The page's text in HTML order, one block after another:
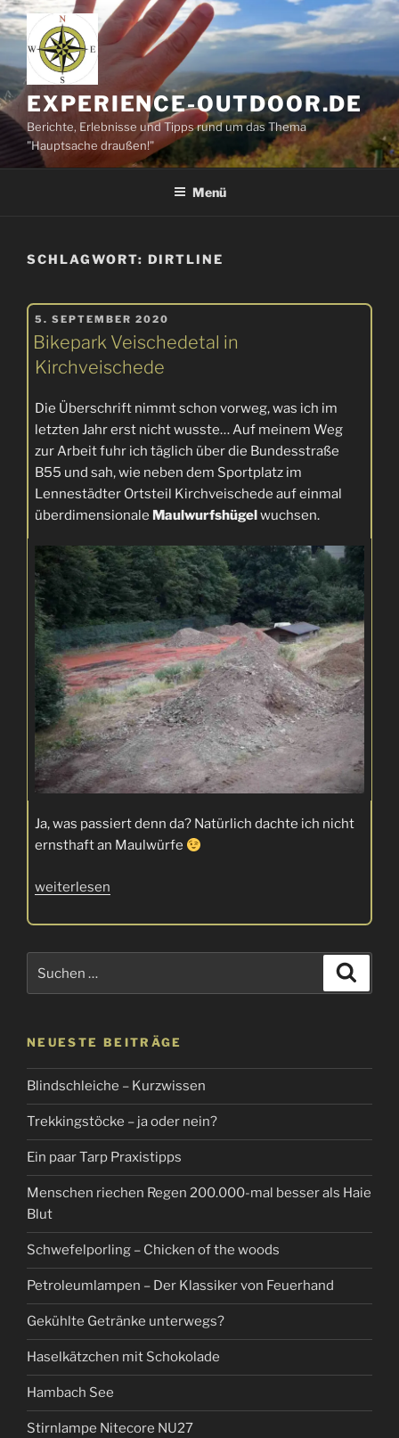
Zum
Inhalt
springen
EXPERIENCE-OUTDOOR.DE
Berichte, Erlebnisse und Tipps rund um das Thema
"Hauptsache draußen!"
Menü
SCHLAGWORT: DIRTLINE
VERÖFFENTLICHT
AM
5. SEPTEMBER 2020
Bikepark Veischedetal in
Kirchveischede
Die Überschrift nimmt schon vorweg, was ich im
letzten Jahr erst nicht wusste… Auf meinem Weg
zur Arbeit fuhr ich täglich über die Bundesstraße
B55 und sah, wie neben dem Sportplatz im
Lennestädter Ortsteil Kirchveischede auf einmal
überdimensionale Maulwurfshügelwuchsen.
Ja, was passiert denn da? Natürlich dachte ich nicht
ernsthaft an Maulwürfe
„Bikepark
in
Kirchveischede“
weiterlesen
nach:
NEUESTE BEITRÄGE
Blindschleiche – Kurzwissen
Trekkingstöcke – ja oder nein?
Ein paar Tarp Praxistipps
Menschen riechen Regen 200.000-mal besser als Haie
Blut
Schwefelporling – Chicken of the woods
Petroleumlampen – Der Klassiker von Feuerhand
Gekühlte Getränke unterwegs?
Haselkätzchen mit Schokolade
Hambach See
Stirnlampe Nitecore NU27